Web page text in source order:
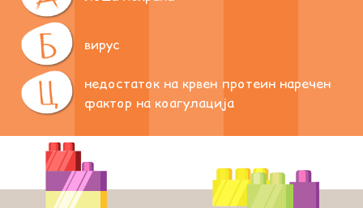
вирус
недостаток на крвен протеин наречен
фактор на коагулација